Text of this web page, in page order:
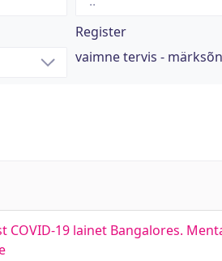
Register
vaimne tervis -
19 lainet Bangalores.